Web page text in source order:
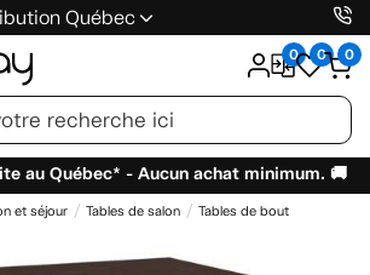
Québec
0 0 0
au Québec* - Aucun achat minimum. 🚚
et séjour Tables de salon Tables de bout